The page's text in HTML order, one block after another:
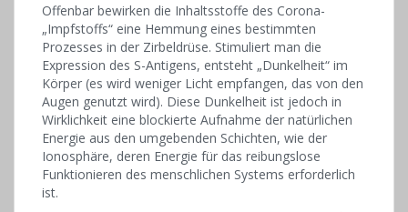
Offenbar bewirken die Inhaltsstoffe des Corona-
„Impfstoffs“ eine Hemmung eines bestimmten
Prozesses in der Zirbeldrüse. Stimuliert man die
Expression des S-Antigens, entsteht „Dunkelheit“ im
Körper (es wird weniger Licht empfangen, das von den
Augen genutzt wird). Diese Dunkelheit ist jedoch in
Wirklichkeit eine blockierte Aufnahme der natürlichen
Energie aus den umgebenden Schichten, wie der
Ionosphäre, deren Energie für das reibungslose
Funktionieren des menschlichen Systems erforderlich
ist.